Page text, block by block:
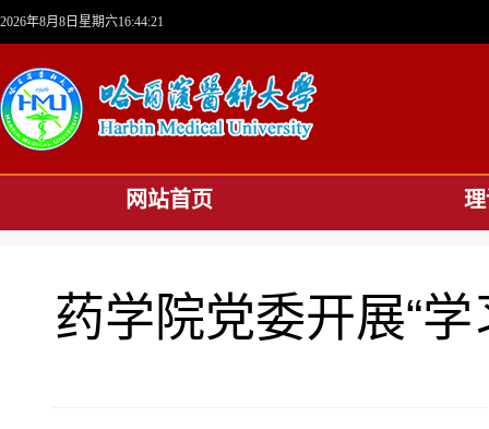
2026年8月8日星期六16:44:22
网站首页
药学院党委开展“